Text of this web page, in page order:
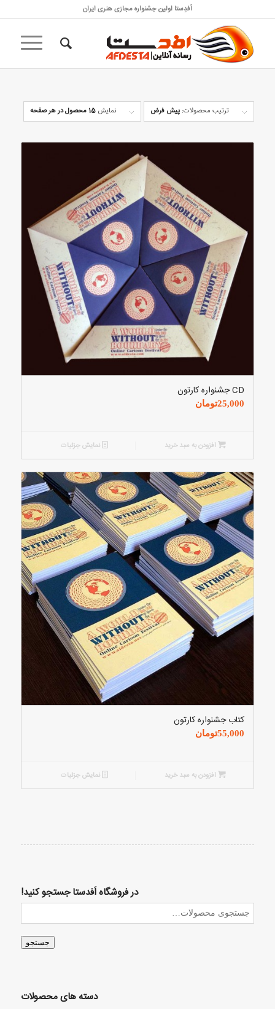
اَفدِستا اولین جشنواره مجازی هنری ایران
ترتیب محصولات: پیش فرض نمایش 15 محصول در هر صفحه
CD جشنواره کارتون
25,000تومان
افزودن به سبد خرید نمایش جزئیات
کتاب جشنواره کارتون
55,000تومان
افزودن به سبد خرید نمایش جزئیات
در فروشگاه اَفدستا جستجو کنید!
جستجو
دسته های محصولات